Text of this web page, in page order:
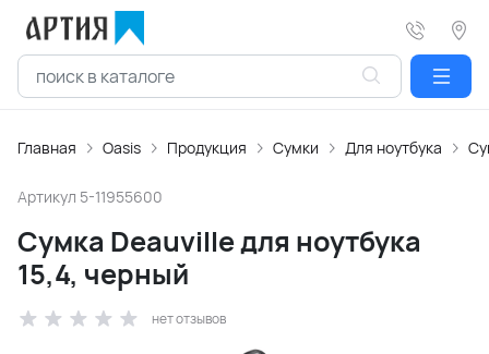
Главная Oasis Продукция Сумки Для ноутбука
Артикул 5-11955600
Сумка Deauville для ноутбука
15,4, черный
нет отзывов